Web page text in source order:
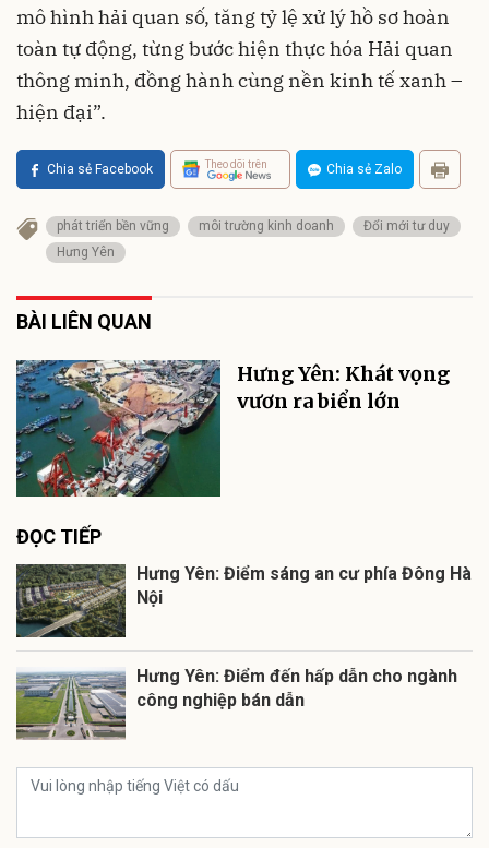
mô hình hải quan số, tăng tỷ lệ xử lý hồ sơ hoàn
toàn tự động, từng bước hiện thực hóa Hải quan
thông minh, đồng hành cùng nền kinh tế xanh –
hiện đại”.
Chia sẻ Facebook Theo dõi trên Chia sẻ Zalo
phát triển bền vững môi trường kinh doanh
Đổi mới tư duy
Hưng Yên
BÀI LIÊN QUAN
Hưng Yên: Khát vọng
vươn ra biển lớn
ĐỌC TIẾP
Hưng Yên: Điểm sáng an cư phía Đông Hà
Nội
Hưng Yên: Điểm đến hấp dẫn cho ngành
công nghiệp bán dẫn